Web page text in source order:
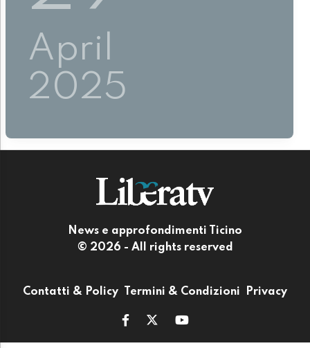
April
2025
News e approfondimenti Ticino
© 2026 - All rights reserved
Contatti & Policy Termini & Condizioni Privacy